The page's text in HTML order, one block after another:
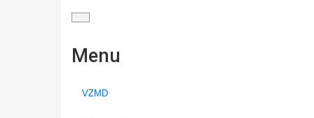
Menu
VZMD